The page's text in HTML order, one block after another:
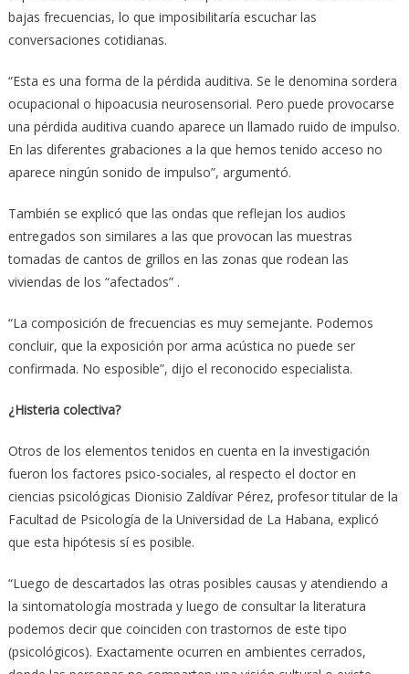
bajas frecuencias, lo que imposibilitaría escuchar las
conversaciones cotidianas.
“Esta es una forma de la pérdida auditiva. Se le denomina sordera
ocupacional o hipoacusia neurosensorial. Pero puede provocarse
una pérdida auditiva cuando aparece un llamado ruido de impulso.
En las diferentes grabaciones a la que hemos tenido acceso no
aparece ningún sonido de impulso”, argumentó.
También se explicó que las ondas que reflejan los audios
entregados son similares a las que provocan las muestras
tomadas de cantos de grillos en las zonas que rodean las
viviendas de los “afectados” .
“La composición de frecuencias es muy semejante. Podemos
concluir, que la exposición por arma acústica no puede ser
confirmada. No esposible”, dijo el reconocido especialista.
¿Histeria colectiva?
Otros de los elementos tenidos en cuenta en la investigación
fueron los factores psico-sociales, al respecto el doctor en
ciencias psicológicas Dionisio Zaldívar Pérez, profesor titular de la
Facultad de Psicología de la Universidad de La Habana, explicó
que esta hipótesis sí es posible.
“Luego de descartados las otras posibles causas y atendiendo a
la sintomatología mostrada y luego de consultar la literatura
podemos decir que coinciden con trastornos de este tipo
(psicológicos). Exactamente ocurren en ambientes cerrados,